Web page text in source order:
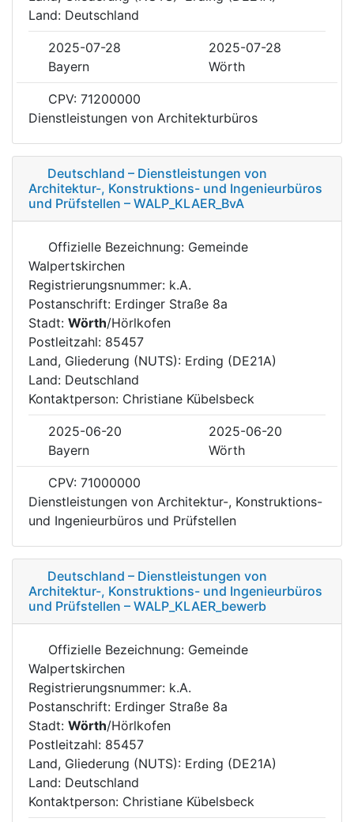
Land: Deutschland
2025-07-28
2025-07-28
Bayern
Wörth
CPV: 71200000
Dienstleistungen von Architekturbüros
Deutschland – Dienstleistungen von
Architektur-, Konstruktions- und Ingenieurbüros
und Prüfstellen – WALP_KLAER_BvA
Offizielle Bezeichnung: Gemeinde
Walpertskirchen
Registrierungsnummer: k.A.
Postanschrift: Erdinger Straße 8a
Stadt: Wörth/Hörlkofen
Postleitzahl: 85457
Land, Gliederung (NUTS): Erding (DE21A)
Land: Deutschland
Kontaktperson: Christiane Kübelsbeck
2025-06-20
2025-06-20
Bayern
Wörth
CPV: 71000000
Dienstleistungen von Architektur-, Konstruktions-
und Ingenieurbüros und Prüfstellen
Deutschland – Dienstleistungen von
Architektur-, Konstruktions- und Ingenieurbüros
und Prüfstellen – WALP_KLAER_bewerb
Offizielle Bezeichnung: Gemeinde
Walpertskirchen
Registrierungsnummer: k.A.
Postanschrift: Erdinger Straße 8a
Stadt: Wörth/Hörlkofen
Postleitzahl: 85457
Land, Gliederung (NUTS): Erding (DE21A)
Land: Deutschland
Kontaktperson: Christiane Kübelsbeck